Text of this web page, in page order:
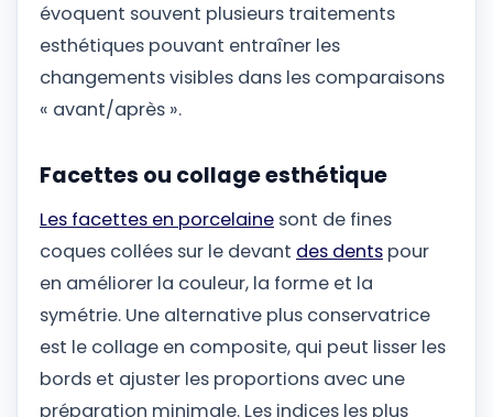
évoquent souvent plusieurs traitements
esthétiques pouvant entraîner les
changements visibles dans les comparaisons
« avant/après ».
Facettes ou collage esthétique
Les facettes en porcelaine sont de fines
coques collées sur le devant des dents pour
en améliorer la couleur, la forme et la
symétrie. Une alternative plus conservatrice
est le collage en composite, qui peut lisser les
bords et ajuster les proportions avec une
préparation minimale. Les indices les plus